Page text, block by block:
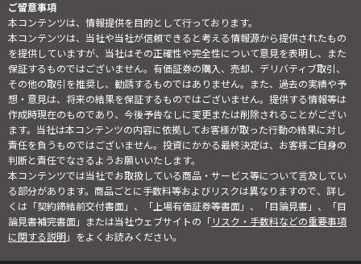
ご留意事項
本コンテンツは、情報提供を目的として行っております。
本コンテンツは、当社や当社が信頼できると考える情報源から提供されたもの
を提供していますが、当社はその正確性や完全性について意見を表明し、また
保証するものではございません。有価証券の購入、売却、デリバティブ取引、
その他の取引を推奨し、勧誘するものではありません。また、過去の実績や予
想・意見は、将来の結果を保証するものではございません。提供する情報等は
作成時現在のものであり、今後予告なしに変更または削除されることがござい
ます。当社は本コンテンツの内容に依拠してお客様が取った行動の結果に対し
責任を負うものではございません。投資にかかる最終決定は、お客様ご自身の
判断と責任でなさるようお願いいたします。
本コンテンツでは当社でお取扱している商品・サービス等について言及してい
る部分があります。商品ごとに手数料等およびリスクは異なりますので、詳し
くは「契約締結前交付書面」、「上場有価証券等書面」、「目論見書」、「目
論見書補完書面」または当社ウェブサイトの「リスク・手数料などの重要事項
に関する説明」をよくお読みください。